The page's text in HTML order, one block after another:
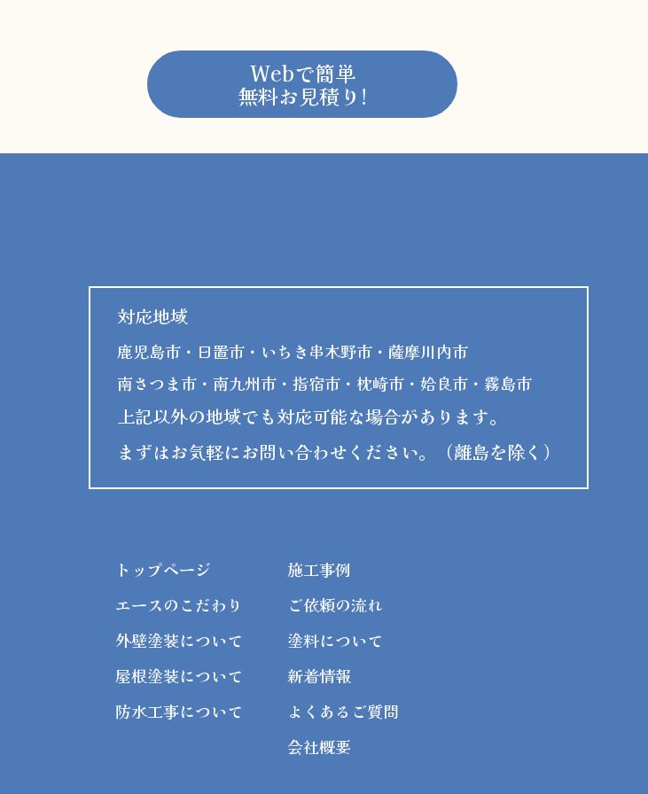
Webで簡単
無料お見積り!
対応地域
鹿児島市・日置市・いちき串木野市・薩摩川内市
南さつま市・南九州市・指宿市・枕崎市・姶良市・霧島市
上記以外の地域でも対応可能な場合があります。
まずはお気軽にお問い合わせください。（離島を除く）
トップページ
エースのこだわり
外壁塗装について
屋根塗装について
防水工事について
施工事例
ご依頼の流れ
塗料について
新着情報
よくあるご質問
会社概要